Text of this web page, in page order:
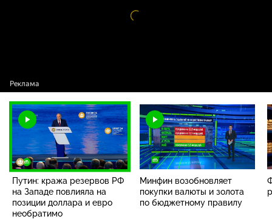
Путин: кража резервов РФ
на Западе повлияла на
позиции доллара и евро
необратимо
Минфин возобновляет
покупки валюты и золота
по бюджетному правилу